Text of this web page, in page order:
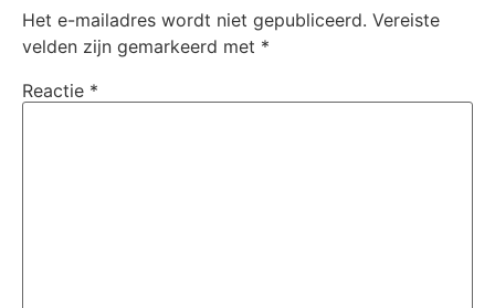
Het e-mailadres wordt niet gepubliceerd. Vereiste
velden zijn gemarkeerd met *
Reactie *